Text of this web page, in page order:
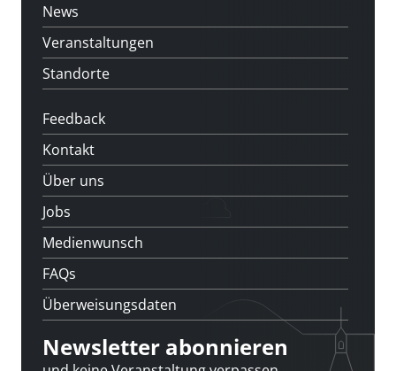
News
Veranstaltungen
Standorte
Feedback
Kontakt
Über uns
Jobs
Medienwunsch
FAQs
Überweisungsdaten
Newsletter abonnieren